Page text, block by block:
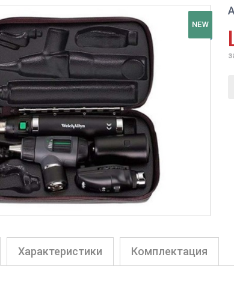
NEW
Характеристики Комплектация